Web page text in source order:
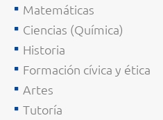
Matemáticas
Ciencias (Química)
Historia
Formación cívica y ética
Artes
Tutoría